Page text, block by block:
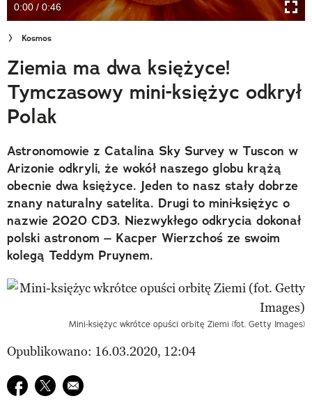
Cuda Polski
Wielki Konkurs Fotograficzny
Trendbook Podróżniczy
Polecane
0:00 / 0:46
Kosmos
Ziemia ma dwa księżyce!
Tymczasowy mini-księżyc odkrył
Polak
Astronomowie z Catalina Sky Survey w Tuscon w
Arizonie odkryli, że wokół naszego globu krążą
obecnie dwa księżyce. Jeden to nasz stały dobrze
znany naturalny satelita. Drugi to mini-księżyc o
nazwie 2020 CD3. Niezwykłego odkrycia dokonał
polski astronom – Kacper Wierzchoś ze swoim
kolegą Teddym Pruynem.
Mini-księżyc wkrótce opuści orbitę Ziemi (fot. Getty Images)
Opublikowano: 16.03.2020, 12:04
Udostępnij na facebook
Udostępnij na twitter
E-mail do przyjaciela